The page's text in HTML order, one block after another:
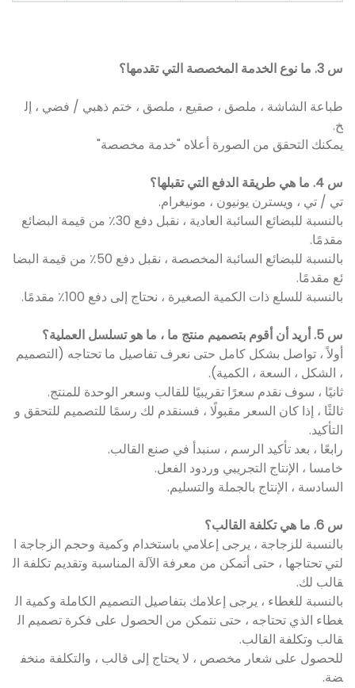
س 3. ما نوع الخدمة المخصصة التي تقدمها؟
طباعة الشاشة ، ملصق ، صقيع ، ملصق ، ختم ذهبي / فضي ، إل
خ.
يمكنك التحقق من الصورة أعلاه "خدمة مخصصة"
س 4. ما هي طريقة الدفع التي تقبلها؟
تي / تي ، ويسترن يونيون ، مونيغرام.
بالنسبة للبضائع السائبة العادية ، نقبل دفع 30٪ من قيمة البضائع
مقدمًا.
بالنسبة للبضائع السائبة المخصصة ، نقبل دفع 50٪ من قيمة البضا
ئع مقدمًا.
بالنسبة للسلع ذات الكمية الصغيرة ، نحتاج إلى دفع 100٪ مقدمًا.
س 5. أريد أن أقوم بتصميم منتج ما ، ما هو تسلسل العملية؟
أولاً ، تواصل بشكل كامل حتى نعرف تفاصيل ما تحتاجه (التصميم
، الشكل ، السعة ، الكمية).
ثانيًا ، سوف نقدم سعرًا تقريبيًا للقالب وسعر الوحدة للمنتج.
ثالثًا ، إذا كان السعر مقبولًا ، فسنقدم لك رسمًا للتصميم للتحقق و
التأكيد.
رابعًا ، بعد تأكيد الرسم ، سنبدأ في صنع القالب.
خامسا ، الإنتاج التجريبي وردود الفعل.
السادسة ، الإنتاج بالجملة والتسليم.
س 6. ما هي تكلفة القالب؟
بالنسبة للزجاجة ، يرجى إعلامي باستخدام وكمية وحجم الزجاجة ا
لتي تحتاجها ، حتى أتمكن من معرفة الآلة المناسبة وتقديم تكلفة ال
قالب لك.
بالنسبة للغطاء ، يرجى إعلامك بتفاصيل التصميم الكاملة وكمية ال
غطاء الذي تحتاجه ، حتى نتمكن من الحصول على فكرة تصميم ال
قالب وتكلفة القالب.
للحصول على شعار مخصص ، لا يحتاج إلى قالب ، والتكلفة منخف
ضة.